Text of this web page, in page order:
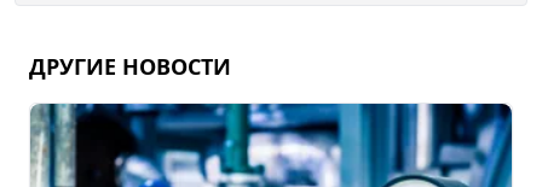
ДРУГИЕ НОВОСТИ